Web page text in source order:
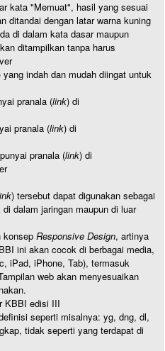
kata "Memuat", hasil yang sesuai
ditandai dengan latar warna kuning
di dalam kata dasar maupun
ditampilkan tanpa harus
yang indah dan mudah diingat untuk
pranala (link) di
pranala (link) di
pranala (link) di
) tersebut dapat digunakan sebagai
dalam jaringan maupun di luar
konsep Responsive Design, artinya
ini akan cocok di berbagai media,
iPad, iPhone, Tab), termasuk
web akan menyesuaikan
KBBI edisi III
seperti misalnya: yg, dng, dl,
tidak seperti yang terdapat di